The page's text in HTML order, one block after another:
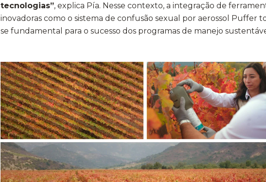
tecnologias”, explica Pía. Nesse contexto, a integração de
inovadoras como o sistema de confusão sexual por aerossol Puffer
se fundamental para o sucesso dos programas de manejo